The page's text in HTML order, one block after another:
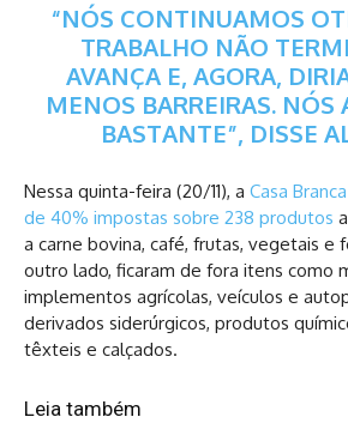
“NÓS CONTINUAMOS
TRABALHO NÃO
AVANÇA E, AGORA,
MENOS BARREIRAS. NÓS
BASTANTE”, DISSE
Nessa quinta-feira (20/11), a Casa
de 40% impostas sobre 238 produtos
a carne bovina, café, frutas, vegetais e
outro lado, ficaram de fora itens como
implementos agrícolas, veículos e
derivados siderúrgicos, produtos
têxteis e calçados.
Leia também